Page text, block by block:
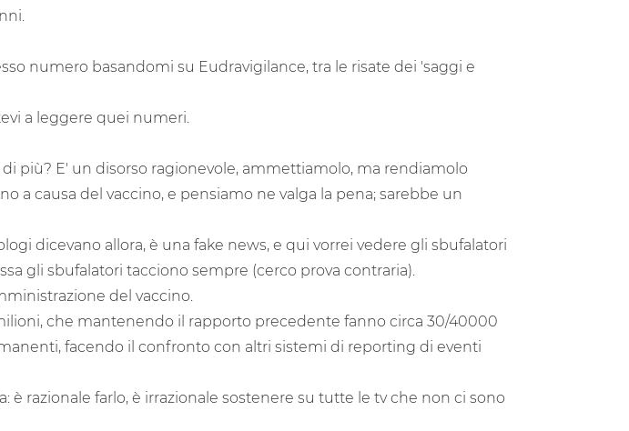
numero basandomi su Eudravigilance, tra le risate dei 'saggi e
a leggere quei numeri.
più? E' un disorso ragionevole, ammettiamolo, ma rendiamolo
causa del vaccino, e pensiamo ne valga la pena; sarebbe un
dicevano allora, è una fake news, e qui vorrei vedere gli sbufalatori
gli sbufalatori tacciono sempre (cerco prova contraria).
del vaccino.
che mantenendo il rapporto precedente fanno circa 30/40000
facendo il confronto con altri sistemi di reporting di eventi
razionale farlo, è irrazionale sostenere su tutte le tv che non ci sono